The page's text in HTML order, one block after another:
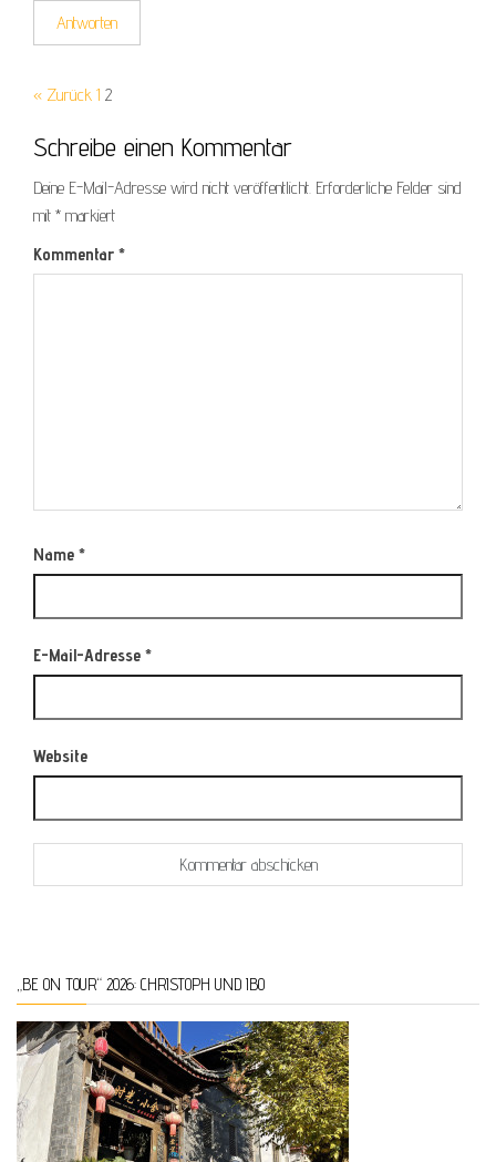
Antworten
« Zurück 1 2
Schreibe einen Kommentar
Deine E-Mail-Adresse wird nicht veröffentlicht. Erforderliche Felder sind
mit * markiert
Kommentar *
Name *
E-Mail-Adresse *
Website
„BE ON TOUR“ 2026: CHRISTOPH UND IBO